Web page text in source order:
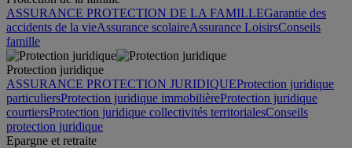
ASSURANCE PROTECTION DE LA FAMILLEGarantie des
accidents de la vieAssurance scolaireAssurance LoisirsConseils
famille
Protection juridique
ASSURANCE PROTECTION JURIDIQUEProtection juridique
particuliersProtection juridique immobilièreProtection juridique
courtiersProtection juridique collectivités territorialesConseils
protection juridique
Epargne et retraite